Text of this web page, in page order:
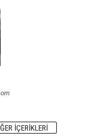
İÇERIKLERI